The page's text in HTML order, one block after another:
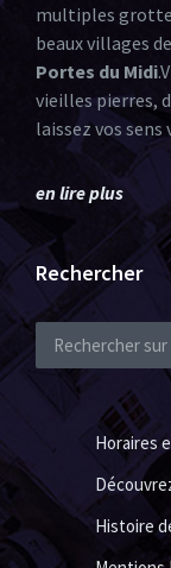
multiples
beaux villages
Portes du Midi
vieilles pierres,
laissez vos
en lire plus
Rechercher
Horaires
Histoire